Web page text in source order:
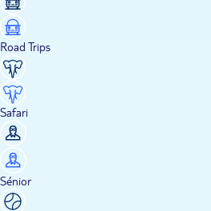
Road Trips
Safari
Sénior